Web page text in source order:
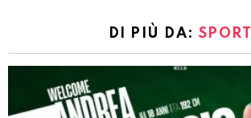
DI PIÙ DA: SPORT